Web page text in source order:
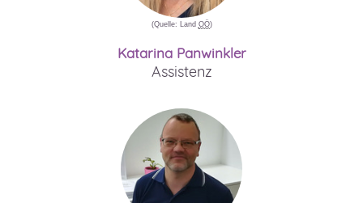
(Quelle: Land OÖ)
Katarina Panwinkler
Assistenz